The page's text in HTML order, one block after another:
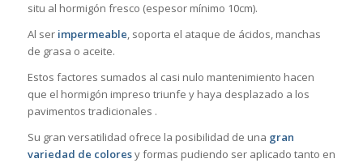
situ al hormigón fresco (espesor mínimo 10cm).
Al ser impermeable, soporta el ataque de ácidos, manchas
de grasa o aceite.
Estos factores sumados al casi nulo mantenimiento hacen
que el hormigón impreso triunfe y haya desplazado a los
pavimentos tradicionales .
Su gran versatilidad ofrece la posibilidad de una gran
variedad de coloresy formas pudiendo ser aplicado tanto en